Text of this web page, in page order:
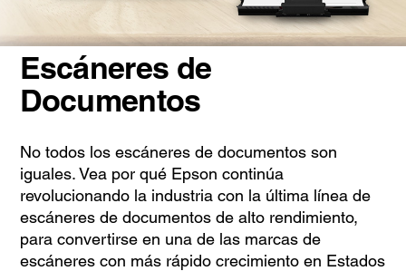
Escáneres de
Documentos
No todos los escáneres de documentos son
iguales. Vea por qué Epson continúa
revolucionando la industria con la última línea de
escáneres de documentos de alto rendimiento,
para convertirse en una de las marcas de
escáneres con más rápido crecimiento en Estados